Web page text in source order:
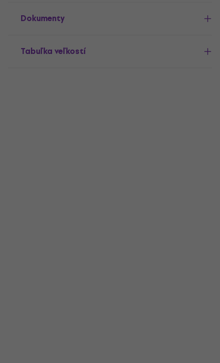
Dokumenty
Tabuľka veľkostí